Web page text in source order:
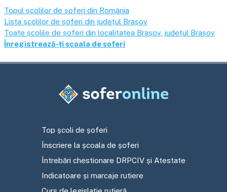
Topul școlilor de șoferi din România
Lista școlilor de șoferi din județul Brașov
Toate școlile de șoferi din localitatea Brașov , județul Brașov
Înregistrează-ți școala de șoferi
Top școli de șoferi
Înscriere la școala de șoferi
Întrebări chestionare DRPCIV și Atestate
Indicatoare și marcaje rutiere